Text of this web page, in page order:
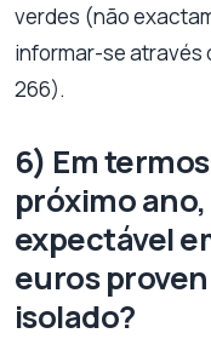
verdes (não
informar-se através
266).
6) Em
próximo
expectável
euros
isolado?